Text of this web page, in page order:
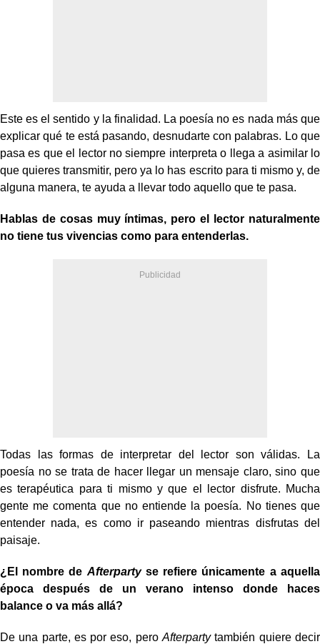
Este es el sentido y la finalidad. La poesía no es nada más que
explicar qué te está pasando, desnudarte con palabras. Lo que
pasa es que el lector no siempre interpreta o llega a asimilar lo
que quieres transmitir, pero ya lo has escrito para ti mismo y, de
alguna manera, te ayuda a llevar todo aquello que te pasa.
Hablas de cosas muy íntimas, pero el lector naturalmente
no tiene tus vivencias como para entenderlas.
Todas las formas de interpretar del lector son válidas. La
poesía no se trata de hacer llegar un mensaje claro, sino que
es terapéutica para ti mismo y que el lector disfrute. Mucha
gente me comenta que no entiende la poesía. No tienes que
entender nada, es como ir paseando mientras disfrutas del
paisaje.
¿El nombre de Afterpartyse refiere únicamente a aquella
época después de un verano intenso donde haces
balance o va más allá?
De una parte, es por eso, peroAfterpartytambién quiere decir